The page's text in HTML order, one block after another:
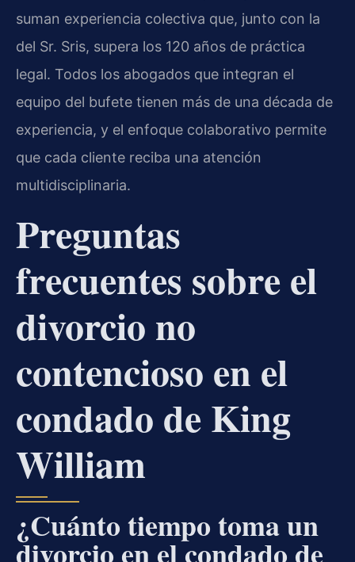
suman experiencia colectiva que, junto con la
del Sr. Sris, supera los 120 años de práctica
legal. Todos los abogados que integran el
equipo del bufete tienen más de una década de
experiencia, y el enfoque colaborativo permite
que cada cliente reciba una atención
multidisciplinaria.
Preguntas
frecuentes sobre el
divorcio no
contencioso en el
condado de King
William
¿Cuánto tiempo toma un
divorcio en el condado de